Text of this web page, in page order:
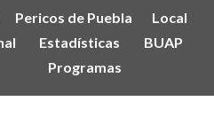
Pericos de Puebla
Local
Estadísticas
BUAP
Programas